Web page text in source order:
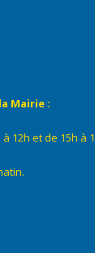
Mairie :
12h et de 15h à